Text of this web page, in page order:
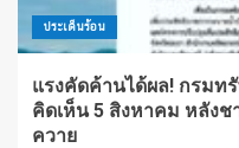
ประเด็นร้อน
แรงคัดค้านได้ผล! กรมท
คิดเห็น 5 สิงหาคม หลัง
ควาย